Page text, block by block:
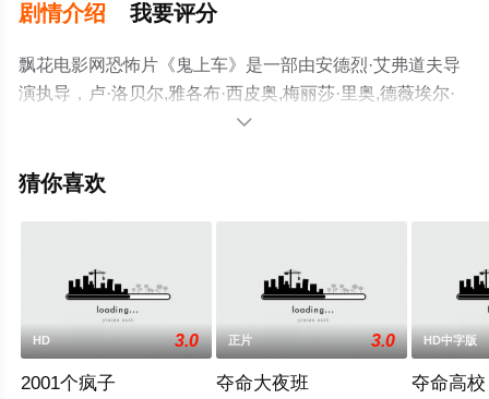
剧情介绍 我要评分
飘花电影网恐怖片《鬼上车》是一部由安德烈·艾弗道夫导
演执导，卢·洛贝尔,雅各布·西皮奥,梅丽莎·里奥,德薇埃尔·
约翰逊等演员精彩演绎的美国电影，大结局剧情已揭晓（1-
花影院，更多相关信息可移步至豆瓣电影、电视猫或剧情

猜你喜欢
HD 3.0
2001个疯子
正片 3.0
夺命大夜班
HD中字版
夺命高校